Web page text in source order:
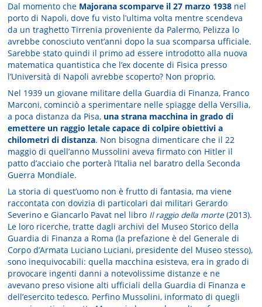
Dal momento che Majorana scomparve il 27 marzo 1938 nel
porto di Napoli, dove fu visto l’ultima volta mentre scendeva
da un traghetto Tirrenia proveniente da Palermo, Pelizza lo
avrebbe conosciuto vent’anni dopo la sua scomparsa ufficiale.
Sarebbe stato quindi il primo ad essere introdotto alla nuova
matematica quantistica che l’ex docente di Fisica presso
l’Università di Napoli avrebbe scoperto? Non proprio.
Nel 1939 un giovane militare della Guardia di Finanza, Franco
Marconi, cominciò a sperimentare nelle spiagge della Versilia,
a poca distanza da Pisa, una strana macchina in grado di
emettere un raggio letale capace di colpire obiettivi a
chilometri di distanza. Non bisogna dimenticare che il 22
maggio di quell’anno Mussolini aveva firmato con Hitler il
patto d’acciaio che porterà l’Italia nel baratro della Seconda
Guerra Mondiale.
La storia di quest’uomo non è frutto di fantasia, ma viene
raccontata con dovizia di particolari dai militari Gerardo
Severino e Giancarlo Pavat nel libro Il raggio della morte (2013).
Le loro ricerche, tratte dagli archivi del Museo Storico della
Guardia di Finanza a Roma (la prefazione è del Generale di
Corpo d’Armata Luciano Luciani, presidente del Museo stesso),
sono inequivocabili: quella macchina esisteva, era in grado di
provocare ingenti danni a notevolissime distanze e ne
avevano preso visione alti ufficiali della Guardia di Finanza e
dell’esercito tedesco. Perfino Mussolini, informato di quegli